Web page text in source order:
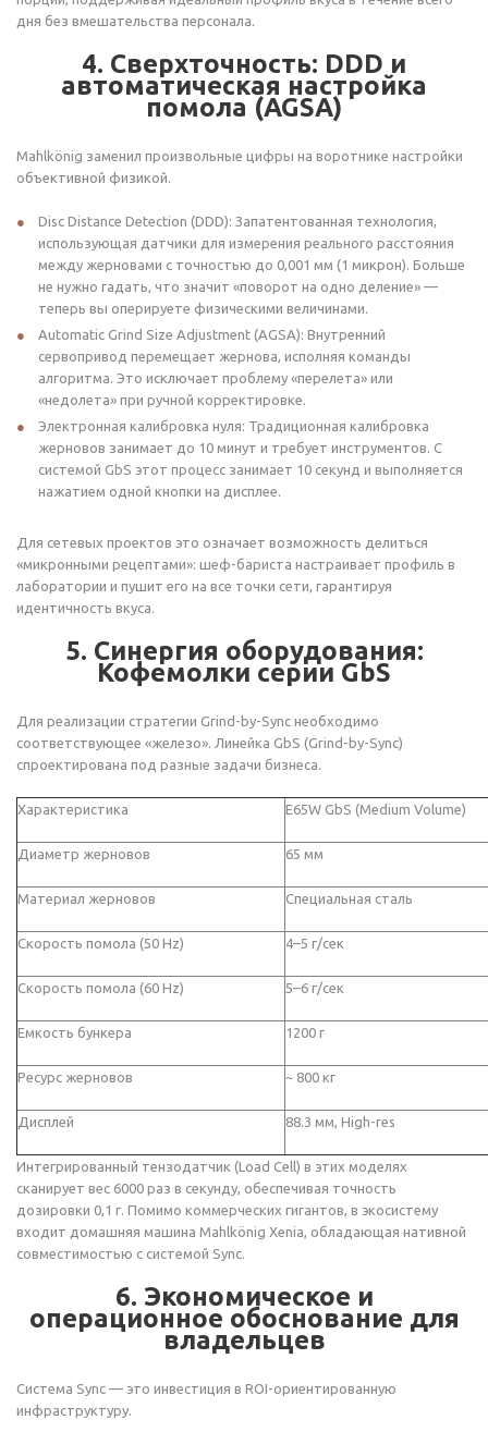
дня без вмешательства персонала.
4. Сверхточность: DDD и
автоматическая настройка
помола (AGSA)
Mahlkönig заменил произвольные цифры на воротнике настройки
объективной физикой.
Disc Distance Detection (DDD): Запатентованная технология,
использующая датчики для измерения реального расстояния
между жерновами с точностью до 0,001 мм (1 микрон). Больше
не нужно гадать, что значит «поворот на одно деление» —
теперь вы оперируете физическими величинами.
Automatic Grind Size Adjustment (AGSA): Внутренний
сервопривод перемещает жернова, исполняя команды
алгоритма. Это исключает проблему «перелета» или
«недолета» при ручной корректировке.
Электронная калибровка нуля: Традиционная калибровка
жерновов занимает до 10 минут и требует инструментов. С
системой GbS этот процесс занимает 10 секунд и выполняется
нажатием одной кнопки на дисплее.
Для сетевых проектов это означает возможность делиться
«микронными рецептами»: шеф-бариста настраивает профиль в
лаборатории и пушит его на все точки сети, гарантируя
идентичность вкуса.
5. Синергия оборудования:
Кофемолки серии GbS
Для реализации стратегии Grind-by-Sync необходимо
соответствующее «железо». Линейка GbS (Grind-by-Sync)
спроектирована под разные задачи бизнеса.
Характеристика E65W GbS (Medium Volume)
Диаметр жерновов 65 мм
Материал жерновов Специальная сталь
Скорость помола (50 Hz) 4–5 г/сек
Скорость помола (60 Hz) 5–6 г/сек
Емкость бункера 1200 г
Ресурс жерновов ~ 800 кг
Дисплей 88.3 мм, High-res
Интегрированный тензодатчик (Load Cell) в этих моделях
сканирует вес 6000 раз в секунду, обеспечивая точность
дозировки 0,1 г. Помимо коммерческих гигантов, в экосистему
входит домашняя машина Mahlkönig Xenia, обладающая нативной
совместимостью с системой Sync.
6. Экономическое и
операционное обоснование для
владельцев
Система Sync — это инвестиция в ROI-ориентированную
инфраструктуру.